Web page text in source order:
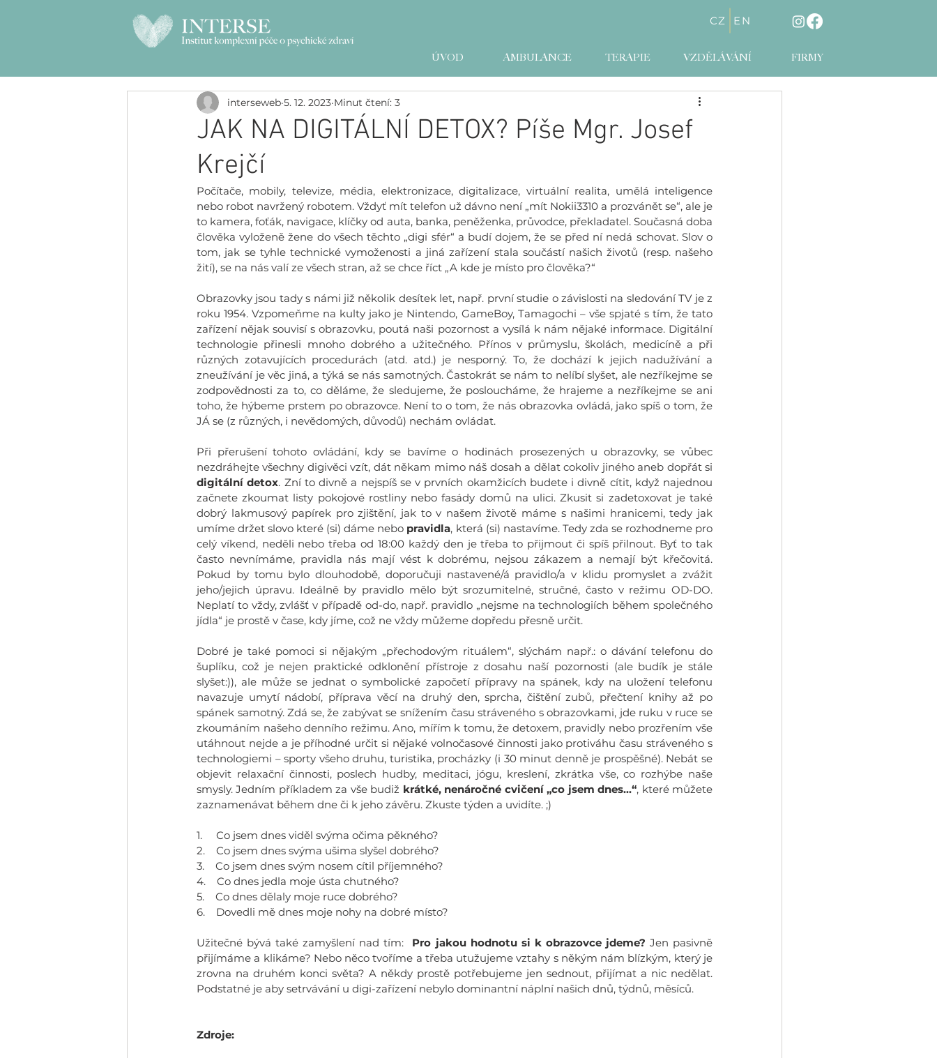
EN
CZ
ÚVOD AMBULANCE TERAPIE VZDĚLÁVÁNÍ FIRMY
JAK NA DIGITÁLNÍ DETOX? Píše Mgr. Josef
Krejčí
interseweb 5. 12. 2023 Minut čtení: 3
Počítače, mobily, televize, média, elektronizace, digitalizace, virtuální realita, umělá inteligence
nebo robot navržený robotem. Vždyť mít telefon už dávno není „mít Nokii3310 a prozvánět se“, ale je
to kamera, foťák, navigace, klíčky od auta, banka, peněženka, průvodce, překladatel. Současná doba
člověka vyloženě žene do všech těchto „digi sfér“ a budí dojem, že se před ní nedá schovat. Slov o
tom, jak se tyhle technické vymoženosti a jiná zařízení stala součástí našich životů (resp. našeho
žití), se na nás valí ze všech stran, až se chce říct „A kde je místo pro člověka?“
Obrazovky jsou tady s námi již několik desítek let, např. první studie o závislosti na sledování TV je z
roku 1954. Vzpomeňme na kulty jako je Nintendo, GameBoy, Tamagochi – vše spjaté s tím, že tato
zařízení nějak souvisí s obrazovku, poutá naši pozornost a vysílá k nám nějaké informace. Digitální
technologie přinesli mnoho dobrého a užitečného. Přínos v průmyslu, školách, medicíně a při
různých zotavujících procedurách (atd. atd.) je nesporný. To, že dochází k jejich nadužívání a
zneužívání je věc jiná, a týká se nás samotných. Častokrát se nám to nelíbí slyšet, ale nezříkejme se
zodpovědnosti za to, co děláme, že sledujeme, že posloucháme, že hrajeme a nezříkejme se ani
toho, že hýbeme prstem po obrazovce. Není to o tom, že nás obrazovka ovládá, jako spíš o tom, že
JÁ se (z různých, i nevědomých, důvodů) nechám ovládat.
Při přerušení tohoto ovládání, kdy se bavíme o hodinách prosezených u obrazovky, se vůbec
digitální detox. Zní to divně a nejspíš se v prvních okamžicích budete i divně cítit, když najednou
začnete zkoumat listy pokojové rostliny nebo fasády domů na ulici. Zkusit si zadetoxovat je také
dobrý lakmusový papírek pro zjištění, jak to v našem životě máme s našimi hranicemi, tedy jak
umíme držet slovo které (si) dáme nebo pravidla, která (si) nastavíme. Tedy zda se rozhodneme pro
celý víkend, neděli nebo třeba od 18:00 každý den je třeba to přijmout či spíš přilnout. Byť to tak
často nevnímáme, pravidla nás mají vést k dobrému, nejsou zákazem a nemají být křečovitá.
Pokud by tomu bylo dlouhodobě, doporučuji nastavené/á pravidlo/a v klidu promyslet a zvážit
jeho/jejich úpravu. Ideálně by pravidlo mělo být srozumitelné, stručné, často v režimu OD-DO.
Neplatí to vždy, zvlášť v případě od-do, např. pravidlo „nejsme na technologiích během společného
jídla“ je prostě v čase, kdy jíme, což ne vždy můžeme dopředu přesně určit.
Dobré je také pomoci si nějakým „přechodovým rituálem“, slýchám např.: o dávání telefonu do
šuplíku, což je nejen praktické odklonění přístroje z dosahu naší pozornosti (ale budík je stále
slyšet:)), ale může se jednat o symbolické započetí přípravy na spánek, kdy na uložení telefonu
navazuje umytí nádobí, příprava věcí na druhý den, sprcha, čištění zubů, přečtení knihy až po
spánek samotný. Zdá se, že zabývat se snížením času stráveného s obrazovkami, jde ruku v ruce se
zkoumáním našeho denního režimu. Ano, mířím k tomu, že detoxem, pravidly nebo prozřením vše
utáhnout nejde a je příhodné určit si nějaké volnočasové činnosti jako protiváhu času stráveného s
technologiemi – sporty všeho druhu, turistika, procházky (i 30 minut denně je prospěšné). Nebát se
objevit relaxační činnosti, poslech hudby, meditaci, jógu, kreslení, zkrátka vše, co rozhýbe naše
smysly. Jedním příkladem za vše budiž krátké, nenáročné cvičení „co jsem dnes...“, které můžete
zaznamenávat během dne či k jeho závěru. Zkuste týden a uvidíte. ;)
1.     Co jsem dnes viděl svýma očima pěkného?
2.    Co jsem dnes svýma ušima slyšel dobrého?
3.    Co jsem dnes svým nosem cítil příjemného?
4.    Co dnes jedla moje ústa chutného?
5.    Co dnes dělaly moje ruce dobrého?
6.    Dovedli mě dnes moje nohy na dobré místo?
Užitečné bývá také zamyšlení nad tím: Pro jakou hodnotu si k obrazovce jdeme? Jen pasivně
přijímáme a klikáme? Nebo něco tvoříme a třeba utužujeme vztahy s někým nám blízkým, který je
zrovna na druhém konci světa? A někdy prostě potřebujeme jen sednout, přijímat a nic nedělat.
Podstatné je aby setrvávání u digi-zařízení nebylo dominantní náplní našich dnů, týdnů, měsíců.
Zdroje: